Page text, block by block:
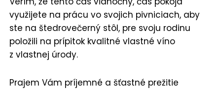
využijete na prácu vo svojich pivniciach, aby
ste na štedrovečerný stôl, pre svoju rodinu
položili na prípitok kvalitné vlastné víno
z vlastnej úrody.
Prajem Vám príjemné a šťastné prežitie